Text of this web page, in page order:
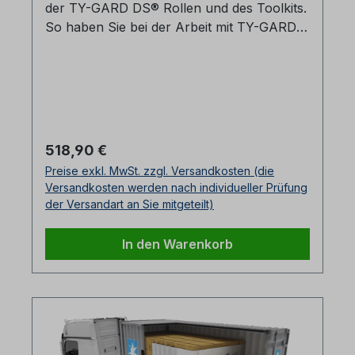
Abschluss Überklebeband (76,2 m = 50
Klebestreifen)1 TY-GARD 2000® Reverse-
Ware und für eine gleichmäßige verteilung
der Sicherungskräfte empfehlen wir den
einsatz einer Pappwand. Film - Anwendung
der TY-GARD DS® Rollen und des Toolkits.
So haben Sie bei der Arbeit mit TY-GARD
Regulärer Preis:
518,90 €
Preise exkl. MwSt. zzgl. Versandkosten (die
Versandkosten werden nach individueller Prüfung
der Versandart an Sie mitgeteilt)
In den Warenkorb